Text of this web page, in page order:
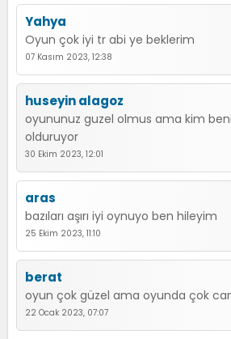
Yahya
Oyun çok iyi tr abi ye beklerim
07 Kasım 2023, 12:38
huseyin alagoz
oyununuz guzel olmus ama kim
olduruyor
30 Ekim 2023, 12:01
aras
bazıları aşırı iyi oynuyo ben hileyim
25 Ekim 2023, 11:10
berat
oyun çok güzel ama oyunda çok
22 Ocak 2023, 07:07